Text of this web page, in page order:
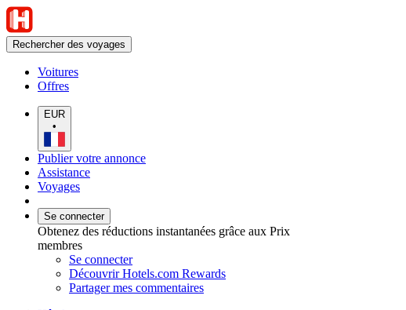
Rechercher des voyages
Voitures
Offres
EUR
•
Publier votre annonce
Assistance
Voyages
Se connecter
Obtenez des réductions instantanées grâce aux Prix
membres
Se connecter
Découvrir Hotels.com Rewards
Partager mes commentaires